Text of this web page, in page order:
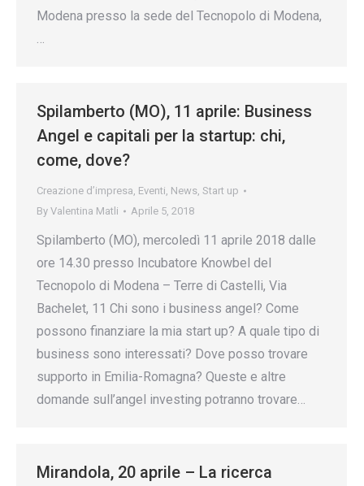
Modena presso la sede del Tecnopolo di Modena,
…
Spilamberto (MO), 11 aprile: Business
Angel e capitali per la startup: chi,
come, dove?
Creazione d’impresa, Eventi, News, Start up
By Valentina Matli Aprile 5, 2018
Spilamberto (MO), mercoledì 11 aprile 2018 dalle
ore 14.30 presso Incubatore Knowbel del
Tecnopolo di Modena – Terre di Castelli, Via
Bachelet, 11 Chi sono i business angel? Come
possono finanziare la mia start up? A quale tipo di
business sono interessati? Dove posso trovare
supporto in Emilia-Romagna? Queste e altre
domande sull’angel investing potranno trovare…
Mirandola, 20 aprile – La ricerca